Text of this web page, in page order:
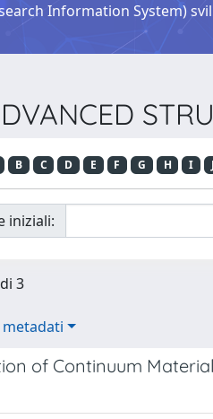
Information System)
B C D E F G H I J
iniziali:
3
of Continuum